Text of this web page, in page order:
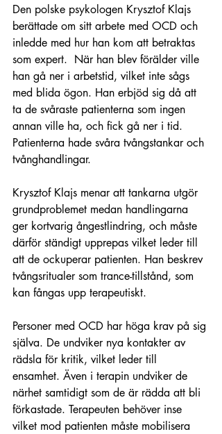
Den polske psykologen Krysztof Klajs
berättade om sitt arbete med OCD och
inledde med hur han kom att betraktas
som expert.  När han blev förälder ville
han gå ner i arbetstid, vilket inte sågs
med blida ögon. Han erbjöd sig då att
ta de svåraste patienterna som ingen
annan ville ha, och fick gå ner i tid.
Patienterna hade svåra tvångstankar och
tvånghandlingar.
Krysztof Klajs menar att tankarna utgör
grundproblemet medan handlingarna
ger kortvarig ångestlindring, och måste
därför ständigt upprepas vilket leder till
att de ockuperar patienten. Han beskrev
tvångsritualer som trance-tillstånd, som
kan fångas upp terapeutiskt.
Personer med OCD har höga krav på sig
själva. De undviker nya kontakter av
rädsla för kritik, vilket leder till
ensamhet. Även i terapin undviker de
närhet samtidigt som de är rädda att bli
förkastade. Terapeuten behöver inse
vilket mod patienten måste mobilisera